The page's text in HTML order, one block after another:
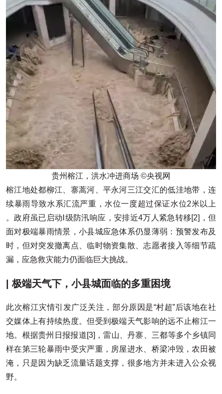
贵州榕江，洪水冲进商场 ©央视网
榕江地处都柳江、寨蒿河、平永河三江交汇的低洼地带，连
续暴雨导致水系汇流严重，水位一度超过保证水位2米以上
。政府虽已启动Ⅰ级防汛响应，安排近4万人紧急转移[2]，但
面对极端暴雨情景，小县城应急体系仍显薄弱：预警发布及
时，但对突发撤离点、临时物资集散、志愿者接入等细节疏
漏，应急救灾能力仍面临巨大挑战。
| 极端天气下，小县城面临的多重困境
此次榕江灾情引发广泛关注，部分原因是“村超”后该地在社
交媒体上有持续热度。但受到极端天气影响的远不止榕江一
地。根据贵州日报报道[3]，雷山、丹寨、三都等多个乡镇同
样在第三轮暴雨中受灾严重，房屋进水、桥梁冲毁，农田被
淹，只是因为缺乏流量话题支撑，很多地方并未进入公众视
野。